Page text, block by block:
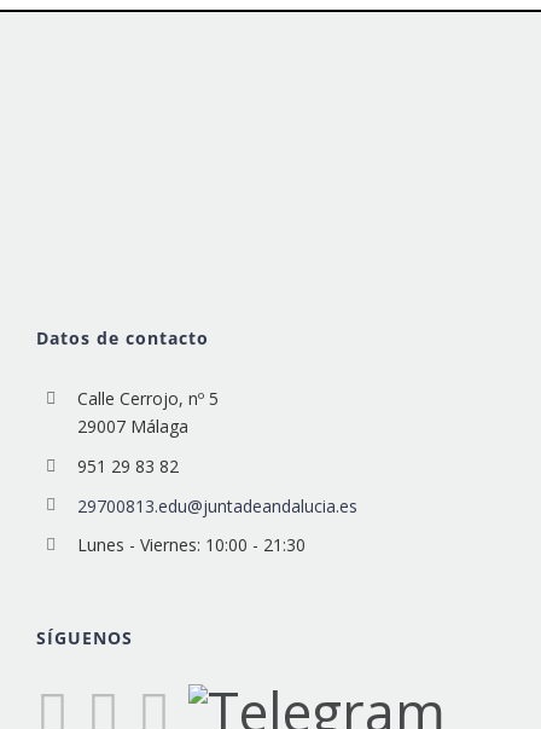
Datos de contacto
Calle Cerrojo, nº 5
29007 Málaga
951 29 83 82
29700813.edu@juntadeandalucia.es
Lunes - Viernes: 10:00 - 21:30
SÍGUENOS